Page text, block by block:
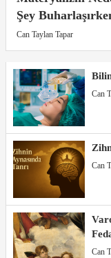
Şey
Can Taylan Tapar
Can
Can
Can